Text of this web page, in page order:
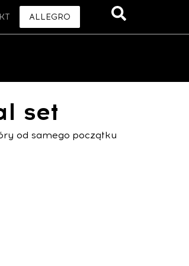
ALLEGRO
set
od samego początku